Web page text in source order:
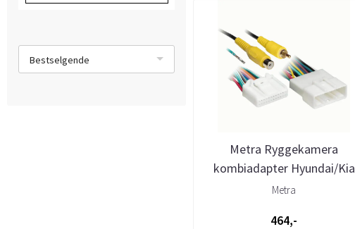
Bestselgende
Metra Ryggekamera
kombiadapter Hyundai/Kia
(2010 -->) (24-pin
Metra
464,-